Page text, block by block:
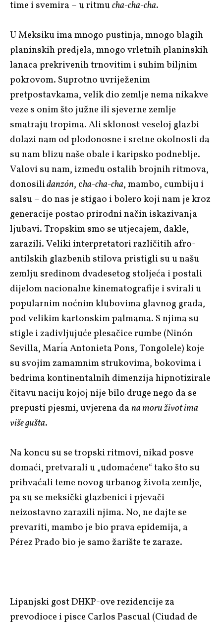
time i svemira – u ritmucha-cha-cha.
U Meksiku ima mnogo pustinja, mnogo blagih
planinskih predjela, mnogo vrletnih planinskih
lanaca prekrivenih trnovitim i suhim biljnim
pokrovom. Suprotno uvriježenim
pretpostavkama, velik dio zemlje nema nikakve
veze s onim što južne ili sjeverne zemlje
smatraju tropima. Ali sklonost veseloj glazbi
dolazi nam od plodonosne i sretne okolnosti da
su nam blizu naše obale i karipsko podneblje.
Valovi su nam, između ostalih brojnih ritmova,
donosilidanzón, cha-cha-cha, mambo, cumbiju i
salsu – do nas je stigao i bolero koji nam je kroz
generacije postao prirodni način iskazivanja
ljubavi. Tropskim smo se utjecajem, dakle,
zarazili. Veliki interpretatori različitih afro-
antilskih glazbenih stilova pristigli su u našu
zemlju sredinom dvadesetog stoljeća i postali
dijelom nacionalne kinematografije i svirali u
popularnim noćnim klubovima glavnog grada,
pod velikim kartonskim palmama. S njima su
stigle i zadivljujuće plesačice rumbe (Ninón
Sevilla, Marı́a Antonieta Pons, Tongolele) koje
su svojim zamamnim strukovima, bokovima i
bedrima kontinentalnih dimenzija hipnotizirale
čitavu naciju kojoj nije bilo druge nego da se
prepusti pjesmi, uvjerena dana moru život ima
više gušta.
Na koncu su se tropski ritmovi, nikad posve
domaći, pretvarali u „udomaćene“ tako što su
prihvaćali teme novog urbanog života zemlje,
pa su se meksički glazbenici i pjevači
neizostavno zarazili njima. No, ne dajte se
prevariti, mambo je bio prava epidemija, a
Pérez Prado bio je samo žarište te zaraze.
Lipanjski gost DHKP-ove rezidencije za
prevodioce i pisce Carlos Pascual (Ciudad de